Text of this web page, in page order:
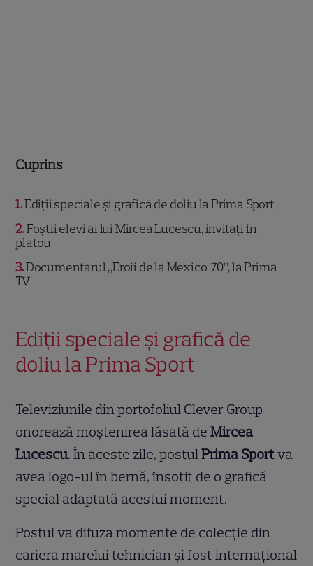
Cuprins
1 Ediții speciale și grafică de doliu la Prima Sport
2 Foștii elevi ai lui Mircea Lucescu, invitați în
platou
3 Documentarul „Eroii de la Mexico ’70”, la Prima
TV
Ediții speciale și grafică de
doliu la Prima Sport
Televiziunile din portofoliul Clever Group
onorează moștenirea lăsată deMircea
Lucescu. În aceste zile, postulPrima Sportva
avea logo-ul în bernă, însoțit de o grafică
special adaptată acestui moment.
Postul va difuza momente de colecție din
cariera marelui tehnician și fost internațional